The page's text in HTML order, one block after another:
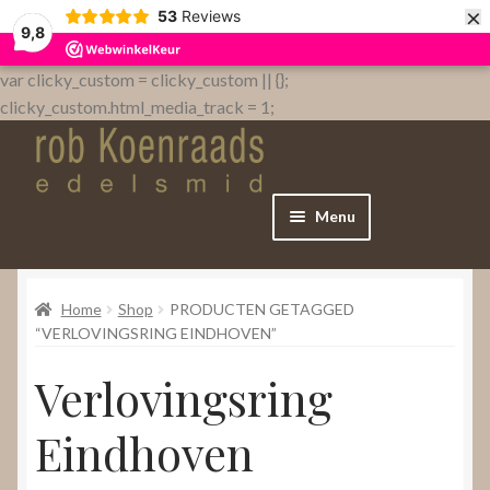
9,8
53 Reviews ×
var clicky_custom = clicky_custom || {};
clicky_custom.html_media_track = 1;
Menu
Home
WebShop
Over
Contact
Home Shop
PRODUCTEN GETAGGED
“VERLOVINGSRING EINDHOVEN”
Verlovingsring
Eindhoven